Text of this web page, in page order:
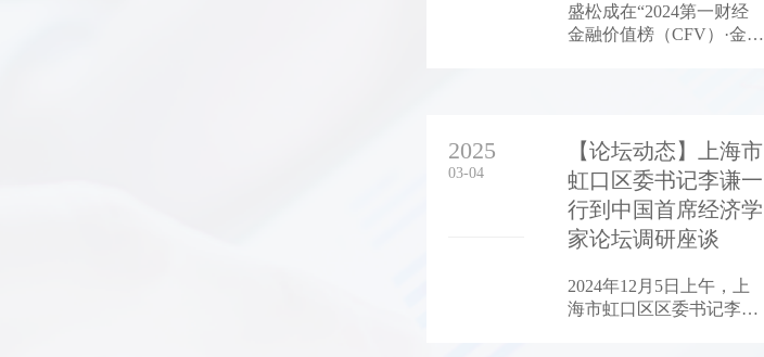
盛松成在“2024第一财经
金融价值榜（CFV）·金融
践推动中作出的卓越贡
献。
2025
03-04
【论坛动态】上海市
虹口区委书记李谦一
行到中国首席经济学
家论坛调研座谈
2024年12月5日上午，上
海市虹口区区委书记李谦